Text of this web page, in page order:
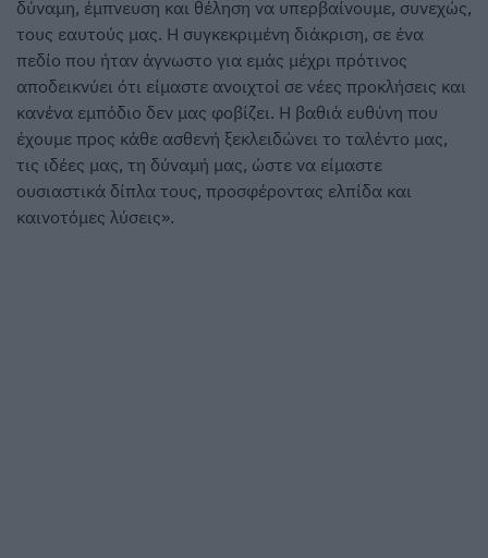
δύναμη, έμπνευση και θέληση να υπερβαίνουμε, συνεχώς,
τους εαυτούς μας. Η συγκεκριμένη διάκριση, σε ένα
πεδίο που ήταν άγνωστο για εμάς μέχρι πρότινος
αποδεικνύει ότι είμαστε ανοιχτοί σε νέες προκλήσεις και
κανένα εμπόδιο δεν μας φοβίζει. Η βαθιά ευθύνη που
έχουμε προς κάθε ασθενή ξεκλειδώνει το ταλέντο μας,
τις ιδέες μας, τη δύναμή μας, ώστε να είμαστε
ουσιαστικά δίπλα τους, προσφέροντας ελπίδα και
καινοτόμες λύσεις».